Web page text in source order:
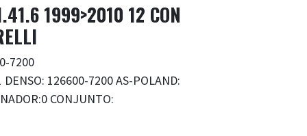
1999>2010 12 CON
7200
126600-7200 AS-POLAND:
CONJUNTO: